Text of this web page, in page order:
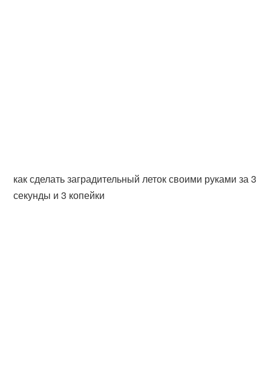
как сделать заградительный леток своими руками за 3
секунды и 3 копейки